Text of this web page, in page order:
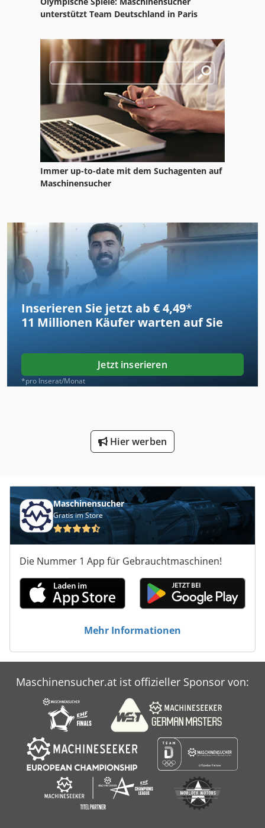
unterstützt Team Deutschland in Paris
Immer up-to-date mit dem Suchagenten auf
Maschinensucher
Inserieren Sie jetzt ab € 4,49*
11 Millionen Käufer warten auf Sie
Jetzt inserieren
*pro Inserat/Monat
Hier werben
Maschinensucher
Gratis im Store
Die Nummer 1 App für Gebrauchtmaschinen!
Mehr Informationen
Maschinensucher.at ist offizieller Sponsor von: